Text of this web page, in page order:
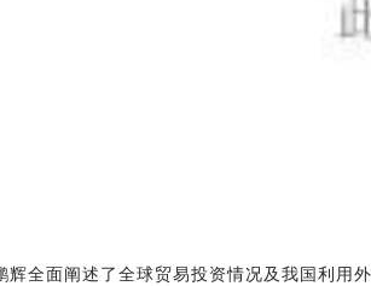
辉全面阐述了全球贸易投资情况及我国利用